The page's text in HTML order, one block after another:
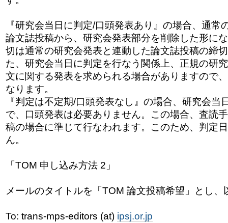
『研究会当日に判定/口頭発表あり』の場合、通常
論文誌投稿から、研究会発表部分を削除した形に
切は通常の研究会発表と連動した論文誌投稿の締
た、研究会当日に判定を行なう関係上、 正規の研
文に関する発表を求められる場合がありますので
なります。
『判定は不定期/口頭発表なし』の場合、研究会当
で、口頭発表は必要ありません。この場合、査読
稿の場合に準じて行なわれます。このため、 判定
ん。
「TOM 申し込み方法 2」
メールのタイトルを「TOM 論文投稿希望」とし
To: trans-mps-editors (at) ipsj.or.jp